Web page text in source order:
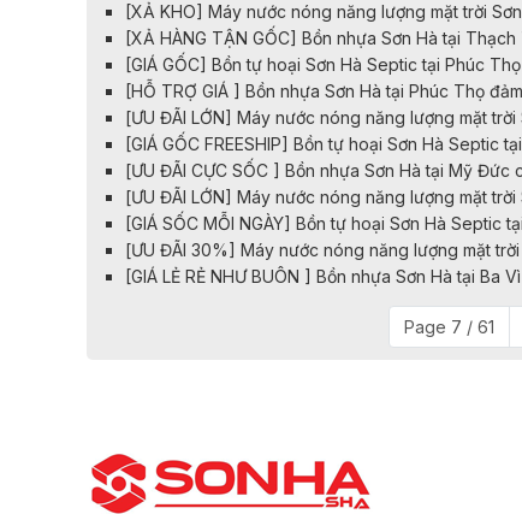
[XẢ KHO] Máy nước nóng năng lượng mặt trời
[XẢ HÀNG TẬN GỐC] Bồn nhựa Sơn Hà tại
[GIÁ GỐC] Bồn tự hoại Sơn Hà Septic tại Phúc
[HỖ TRỢ GIÁ ] Bồn nhựa Sơn Hà tại Phúc Thọ
[ƯU ĐÃI LỚN] Máy nước nóng năng lượng mặt
[GIÁ GỐC FREESHIP] Bồn tự hoại Sơn Hà Septic
​​​​[ƯU ĐÃI CỰC SỐC ] Bồn nhựa Sơn Hà tại Mỹ Đức
[ƯU ĐÃI LỚN] Máy nước nóng năng lượng mặt
[GIÁ SỐC MỖI NGÀY] Bồn tự hoại Sơn Hà Septic
[ƯU ĐÃI 30%] Máy nước nóng năng lượng mặt
[GIÁ LẺ RẺ NHƯ BUÔN ] Bồn nhựa Sơn Hà tại Ba
Page 7 / 61